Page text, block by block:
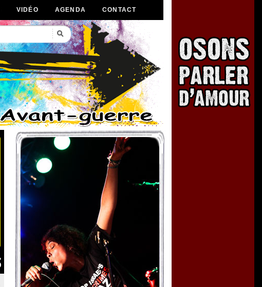
VIDÉO AGENDA CONTACT